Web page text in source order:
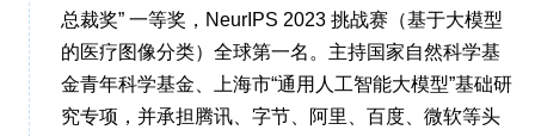
总裁奖” 一等奖，NeurIPS 2023 挑战赛（基于大模型
的医疗图像分类）全球第一名。主持国家自然科学基
金青年科学基金、上海市“通用人工智能大模型”基础研
究专项，并承担腾讯、字节、阿里、百度、微软等头